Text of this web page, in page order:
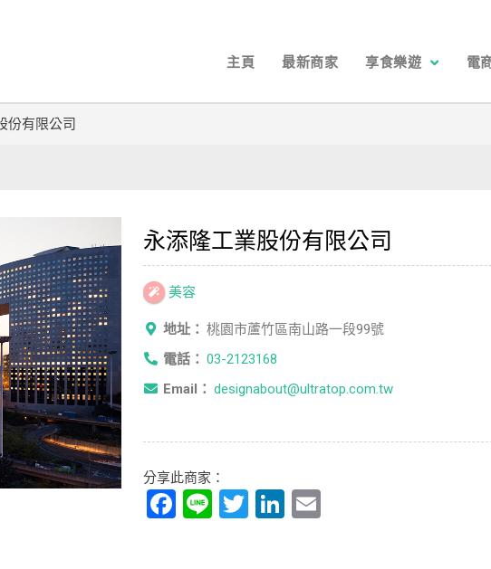
主頁 最新商家 享食樂遊 電
份有限公司
永添隆工業股份有限公司
美容
地址： 桃園市蘆竹區南山路一段99號
電話： 03-2123168
Email： designabout@ultratop.com.tw
分享此商家：
Facebook
LineTwitterLinkedIn
Email